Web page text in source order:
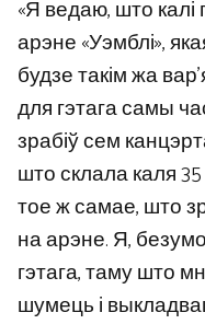
«Я ведаю, што
арэне «Уэмблі»,
будзе такім жа
для гэтага самы
зрабіў сем
што склала каля
тое ж самае, што
на арэне. Я,
гэтага, таму што
шумець і